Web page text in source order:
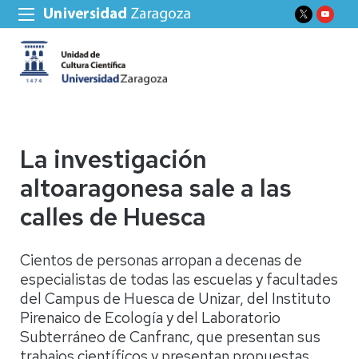
La investigación
altoaragonesa sale a las
calles de Huesca
Cientos de personas arropan a decenas de
especialistas de todas las escuelas y facultades
del Campus de Huesca de Unizar, del Instituto
Pirenaico de Ecología y del Laboratorio
Subterráneo de Canfranc, que presentan sus